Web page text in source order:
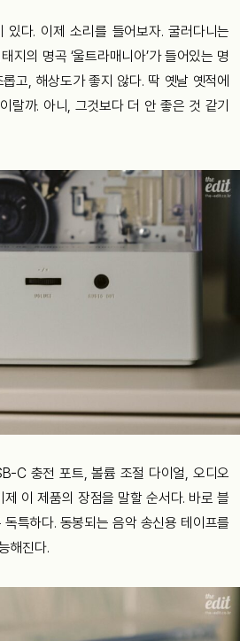
있다. 이제 소리를 들어보자. 굴러다니는
지의 명곡 ‘울트라매니아’가 들어있는 명
고, 해상도가 좋지 않다. 딱 옛날 옛적에
랄까. 아니, 그것보다 더 안 좋은 것 같기
C 충전 포트, 볼륨 조절 다이얼, 오디오
이 제품의 장점을 말할 순서다. 바로 블
특하다. 동봉되는 음악 송신용 테이프를
해진다.